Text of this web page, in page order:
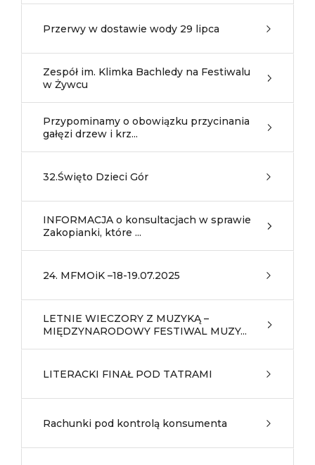
Przerwy w dostawie wody 29 lipca
Zespół im. Klimka Bachledy na Festiwalu
w Żywcu
Przypominamy o obowiązku przycinania
gałęzi drzew i krz...
32.Święto Dzieci Gór
INFORMACJA o konsultacjach w sprawie
Zakopianki, które ...
24. MFMOiK –18-19.07.2025
LETNIE WIECZORY Z MUZYKĄ –
MIĘDZYNARODOWY FESTIWAL MUZY...
LITERACKI FINAŁ POD TATRAMI
Rachunki pod kontrolą konsumenta